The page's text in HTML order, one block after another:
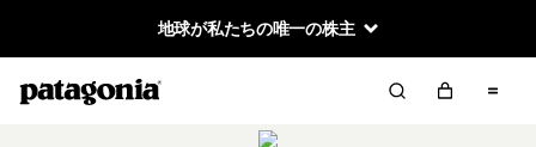
地球が私たちの唯一の株主